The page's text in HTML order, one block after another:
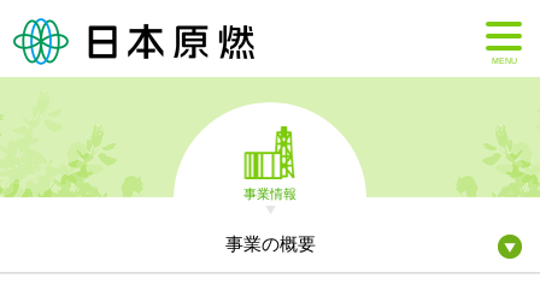
MENU
事業情報
事業の概要